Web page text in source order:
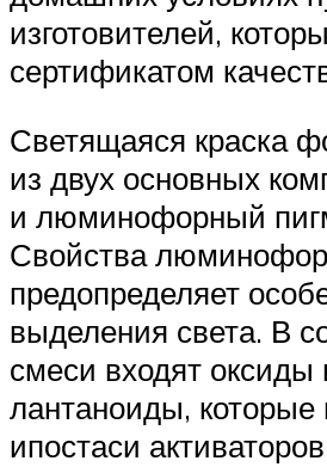
изготовителей,
сертификатом
Светящаяся краска
из двух основных
и люминофорный
Свойства
предопределяет
выделения света. В
смеси входят оксиды
лантаноиды, которые
ипостаси